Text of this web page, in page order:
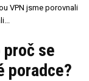
VPN jsme porovnali
proč se
poradce?